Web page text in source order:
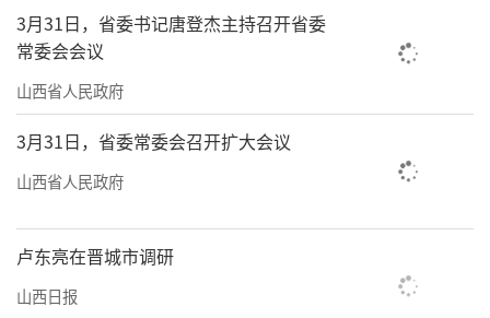
与被规划者的关系，而是共同成长的伙伴。
2025年，我省乡村文化活动、精彩赛事轮
番上演。“大地流彩—全国乡村文化振兴在行
动”系列活动，村跑、村超等赛事，场上活跃
的是卖卷饼的师傅、干农活的后生；看台上呐
喊的，除了乡邻，还有千里迢迢而来的城市面
孔。民宿、特产因赛事而兴，乡土认同在欢呼
中凝聚，乡风文明在共融中养成。城乡之间，
3月31日，省委书记唐登杰主持召开省委
常委会会议
山西省人民政府
3月31日，省委常委会召开扩大会议
山西省人民政府
卢东亮在晋城市调研
山西日报